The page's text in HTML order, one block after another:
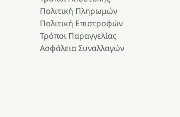
Πολιτική Πληρωμών
Πολιτική Επιστροφών
Τρόποι Παραγγελίας
Ασφάλεια Συναλλαγών